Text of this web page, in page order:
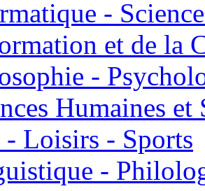
-
et de la
-
Humaines et
Loisirs - Sports
-